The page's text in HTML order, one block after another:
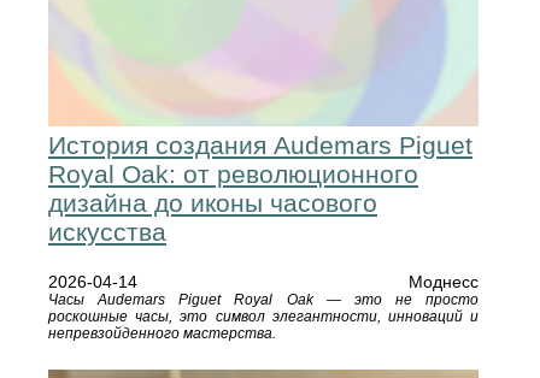
История создания Audemars Piguet
Royal Oak: от революционного
дизайна до иконы часового
искусства
2026-04-14 Моднесс
Часы Audemars Piguet Royal Oak — это не просто
роскошные часы, это символ элегантности, инноваций и
непревзойденного мастерства.